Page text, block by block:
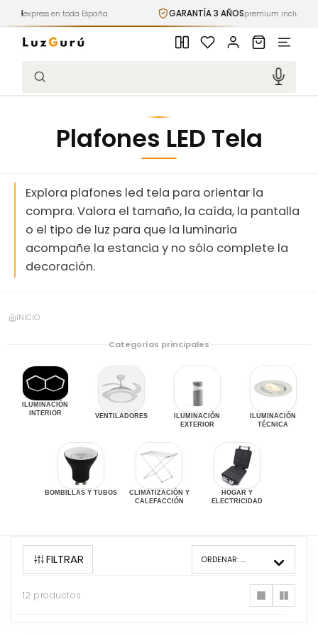
directamente
al contenido
en toda España GARANTÍA 3 AÑOSpremium incluida
Búsqueda
Iniciar
sesión
Carrito
Plafones LED Tela
Explora plafones led tela para orientar la
compra. Valora el tamaño, la caída, la pantalla
o el tipo de luz para que la luminaria
acompañe la estancia y no sólo complete la
decoración.
INICIO
Categorías principales
ILUMINACIÓN
INTERIOR
VENTILADORES
ILUMINACIÓN
EXTERIOR
ILUMINACIÓN
TÉCNICA
BOMBILLAS Y TUBOS
CLIMATIZACIÓN Y
CALEFACCIÓN
HOGAR Y
ELECTRICIDAD
FILTRAR ORDENAR:
MÁS VENDIDOS
12 productos